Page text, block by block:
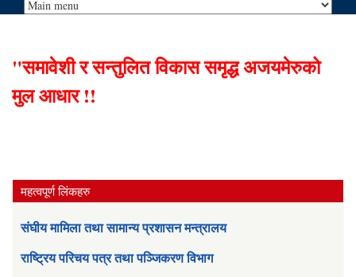
"समावेशी र सन्तुलित विकास समृद्ध अजयमेरुको
मुल आधार !!
महत्वपूर्ण लिंकहरु
संघीय मामिला तथा सामान्य प्रशासन मन्त्रालय
राष्ट्रिय परिचय पत्र तथा पञ्जिकरण विभाग